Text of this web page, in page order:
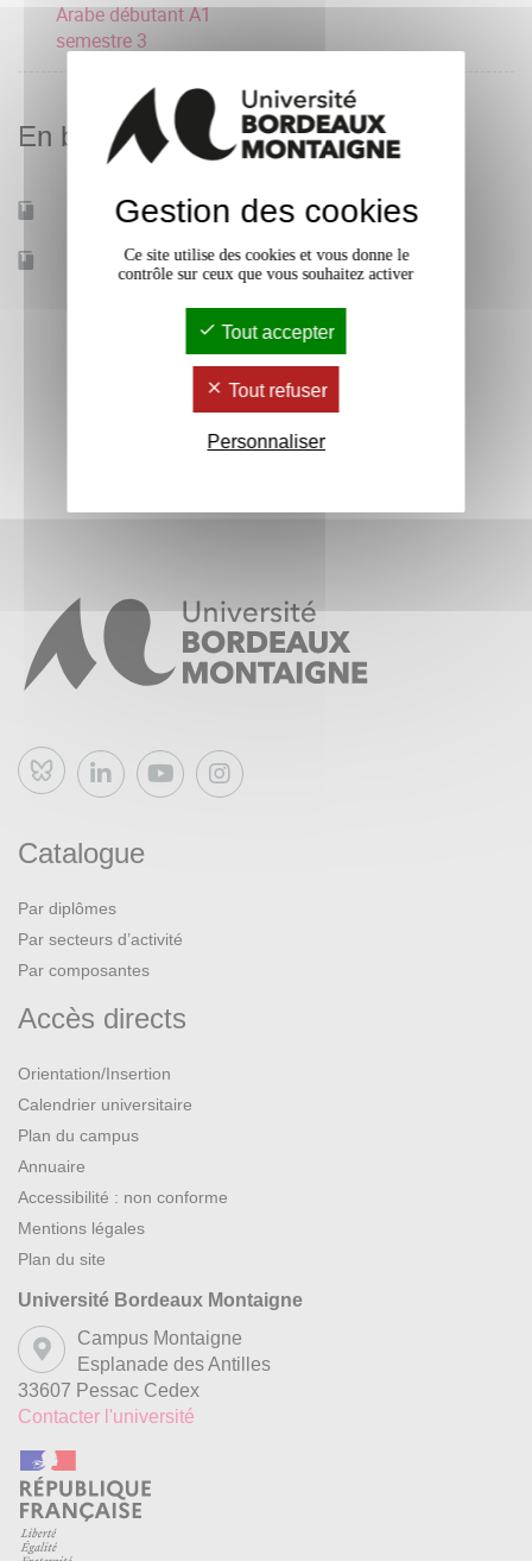
Arabe débutant A1
semestre 3
En bref
Mobilité d'études Oui
Accessible à distance Non
Bluesky
Catalogue
Par diplômes
Par secteurs d’activité
Par composantes
Accès directs
Orientation/Insertion
Calendrier universitaire
Plan du campus
Annuaire
Accessibilité : non conforme
Mentions légales
Plan du site
Université Bordeaux Montaigne
Campus Montaigne
Esplanade des Antilles
33607 Pessac Cedex
Contacter l'université
Gestion des cookies
Ce site utilise des cookies et vous donne le
contrôle sur ceux que vous souhaitez activer
Tout accepter
Tout refuser
Personnaliser